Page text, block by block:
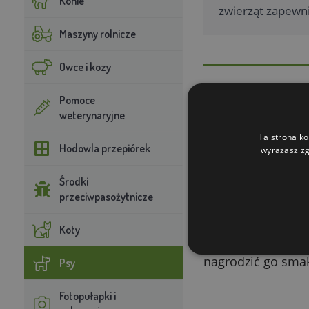
Maszyny rolnicze
Owce i kozy
Pomoce
weterynaryjne
Hodowla przepiórek
Środki
przeciwpasożytnicze
Koty
Psy
Fotopułapki i
zwierząt
Jak dbać o
Pazury u psa
ścierają ich
niefortunne
zachowaj
niezabarwioną,
ciemnych – w
nagrodzić go
Ta strona
wyrażasz